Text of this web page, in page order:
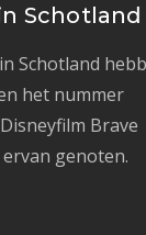
Schotland
Schotland
het nummer
Brave
genoten.